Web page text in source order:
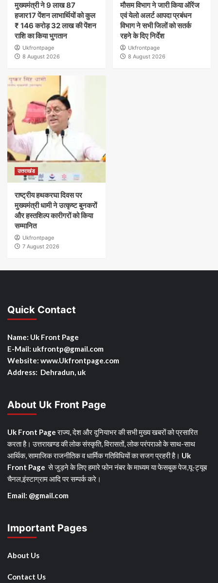
मुख्यमंत्री ने 9 लाख 87
हजार17 पेंशन लाभार्थियों को कुल
₹ 146 करोड़ 32 लाख की पेंशन
राशि का किया भुगतान
Ukfrontpage
8 August 2026
मौसम विभाग ने जारी किया ऑरेंज
एवं येलो अलर्ट आपदा प्रबंधन
विभाग ने सभी जिलों को सतर्क
रहने के दिए निर्देश
Ukfrontpage
8 August 2026
उत्तराखंड
राष्ट्रीय हथकरघा दिवस पर
मुख्यमंत्री धामी ने उत्कृष्ट बुनकरों
और हस्तशिल्प कारीगरों को किया
सम्मानित
Ukfrontpage
7 August 2026
Quick Contact
Name: Uk Front Page
E-Mail: ukfrontp@gmail.com
Website: www.Ukfrontpage.com
Address: Dehradun, uk
About Uk Front Page
Uk Front Pageराज्य, देश और दुनियाभर की सभी मुख्य खबरों को प्रसारित
करता है। उत्तराखण्ड की लोक संस्कृति, विरासतों, लोक परंपराओ के साथ-साथ
आर्थिक, सामाजिक राजनीतिक व धार्मिक गतिविधियों का सजग प्रहरी है। Uk
Front Page से जुड़ने के लिए हमारे फोन नंबर के माध्यम या फेसबुक पेज,यू-ट्यूब
चैनल,इंस्टाग्राम आदि पर सम्पर्क करे।
Email: @gmail.com
Important Pages
About Us
Contact Us